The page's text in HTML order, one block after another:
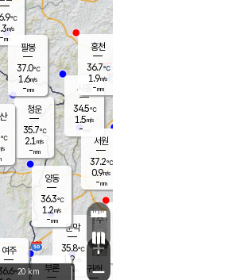
문막
35.8℃
1.9m/s
mm
부론
℃
m/s
-mm
청운
35.7℃
2.1 m/s
-mm
팔봉
37.0℃
1.6m/s
-mm
여주
℃
양동
36.3℃
1.2m/s
-mm
시동
34.5℃
1.5m/s
- mm
귀래
서원
37.2℃
0.9m/s
-mm
℃
s
홍천
36.7℃
1.9m/s
-mm
+
−
20 km